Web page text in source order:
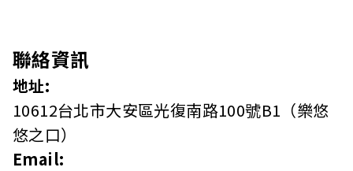
聯絡資訊
地址:
10612台北市大安區光復南路100號B1（樂悠
悠之口）
Email: